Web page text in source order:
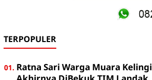
TERPOPULER
Ratna Sari Warga Muara Kelingi